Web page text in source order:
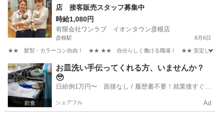
店 接客販売スタッフ募集中
時給1,080円
有限会社ワンラブ イオンタウン彦根店
彦根駅 8月6日
★★ 髪型・カラーコン自由！ ★★ ★★ 自分らしく働ける職場！ ★★ 安定した会社で
滋賀 彦根市 彦根駅 その他 スタッフ
お皿洗い手伝ってくれる方、いませんか？
🥹
日給例1万円〜 面接なし / 履歴書不要！就業後すぐに
シェアフル Ad